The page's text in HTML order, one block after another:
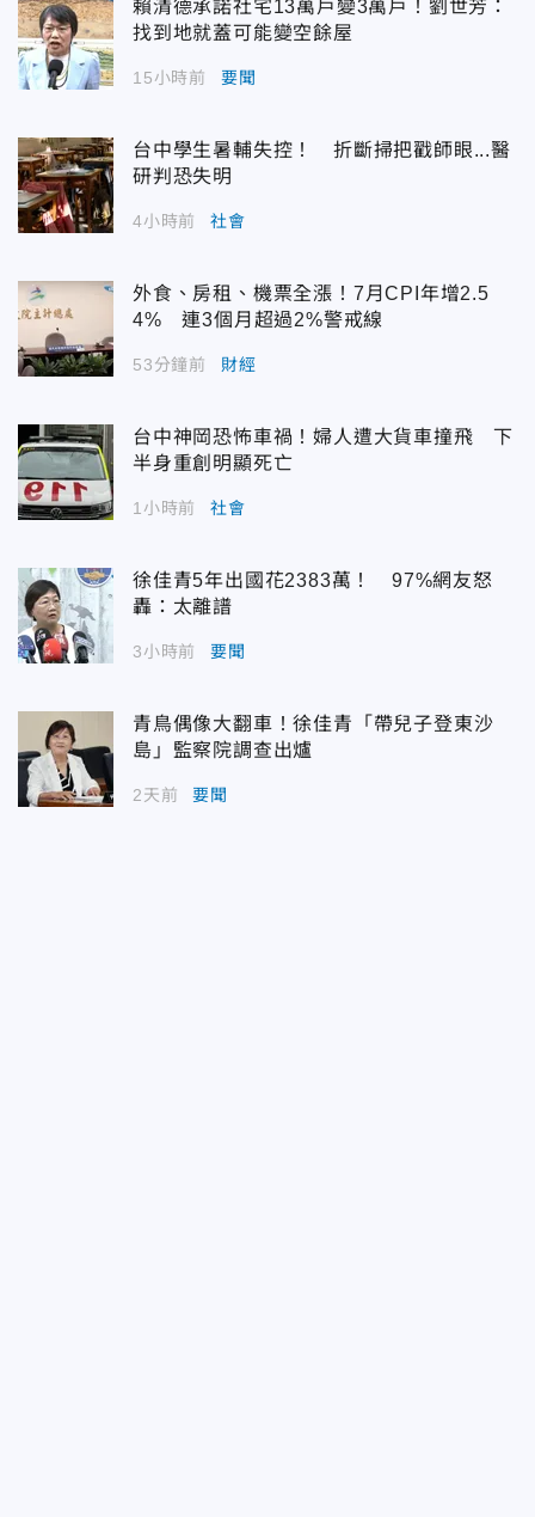
賴清德承諾社宅13萬戶變3萬戶！劉世芳：
找到地就蓋可能變空餘屋
15小時前 要聞
台中學生暑輔失控！ 折斷掃把戳師眼...醫
研判恐失明
4小時前 社會
外食、房租、機票全漲！7月CPI年增2.5
4% 連3個月超過2%警戒線
53分鐘前 財經
台中神岡恐怖車禍！婦人遭大貨車撞飛 下
半身重創明顯死亡
1小時前 社會
徐佳青5年出國花2383萬！ 97%網友怒
轟：太離譜
3小時前 要聞
青鳥偶像大翻車！徐佳青「帶兒子登東沙
島」監察院調查出爐
2天前 要聞